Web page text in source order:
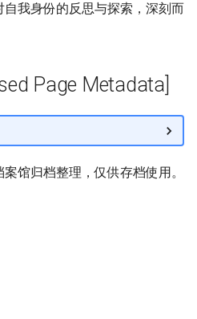
我身份的反思与探索，深刻而
Page Metadata]
馆归档整理，仅供存档使用。